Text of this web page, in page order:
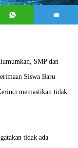
SMP dan
Siswa Baru
memastikan tidak
tidak ada